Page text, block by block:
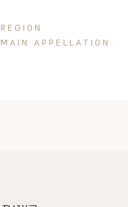
REGION
MAIN APPELLATION